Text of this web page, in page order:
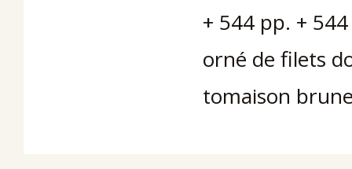
+ 544 pp. +
orné de filets
tomaison